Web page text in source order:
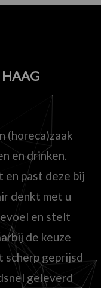
(horeca)zaak
en drinken.
past deze bij
denkt met u
en stelt
de keuze
scherp geprijsd
geleverd